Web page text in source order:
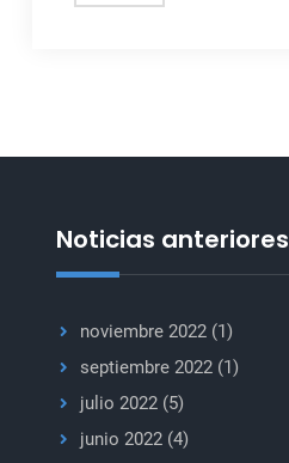
Noticias anteriores
noviembre 2022(1)
septiembre 2022(1)
julio 2022(5)
junio 2022(4)